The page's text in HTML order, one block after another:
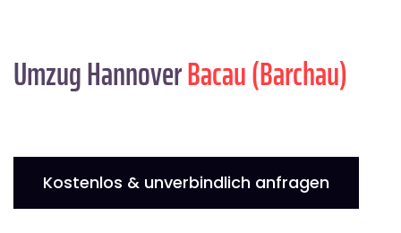
Umzug HannoverBacau (Barchau)
Kostenlos & unverbindlich anfragen